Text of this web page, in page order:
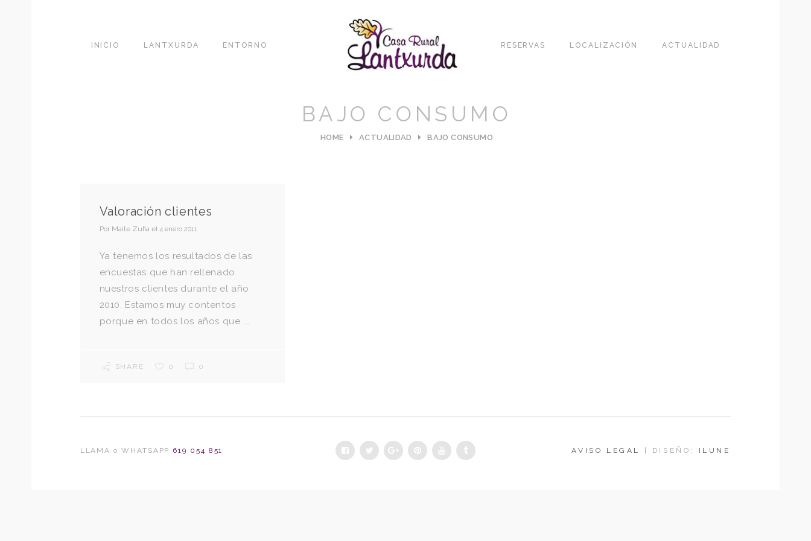
INICIO LANTXURDA ENTORNO RESERVAS LOCALIZACIÓN ACTUALIDAD
BAJO CONSUMO
HOME ACTUALIDAD BAJO CONSUMO
Valoración clientes
Por Maite Zufia el4 enero 2011
Ya tenemos los resultados de las
encuestas que han rellenado
nuestros clientes durante el año
2010. Estamos muy contentos
porque en todos los años que ...
SHARE 0 0
LLAMA o WHATSAPP 619 054 851 AVISO LEGAL | DISEÑO: ILUNE